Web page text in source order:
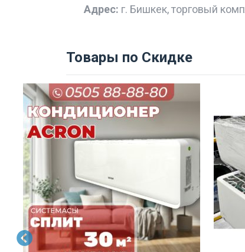
Адрес: г. Бишкек, торговый
Товары по Скидке